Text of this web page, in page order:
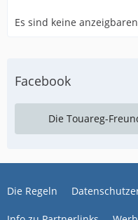
Es sind keine
Facebook
Die Touareg-
Die Regeln